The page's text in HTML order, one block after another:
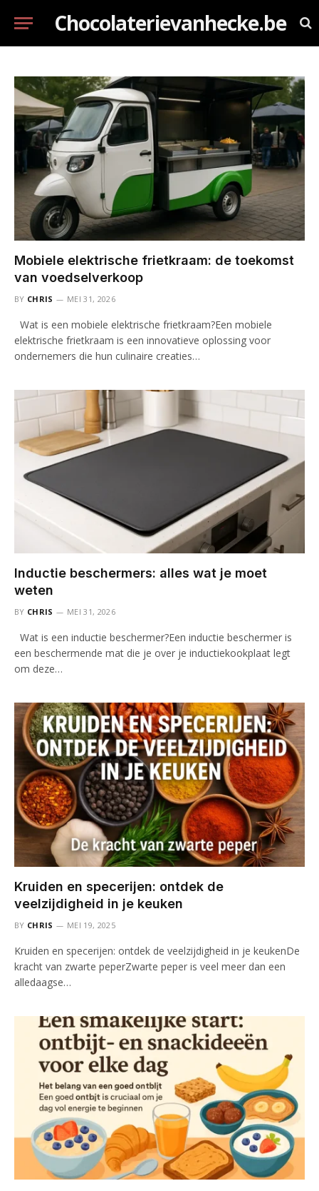
Chocolaterievanhecke.be
Mobiele elektrische frietkraam: de toekomst
van voedselverkoop
BY CHRIS MEI 31, 2026
Wat is een mobiele elektrische frietkraam?Een mobiele
elektrische frietkraam is een innovatieve oplossing voor
ondernemers die hun culinaire creaties…
Inductie beschermers: alles wat je moet
weten
BY CHRIS MEI 31, 2026
Wat is een inductie beschermer?Een inductie beschermer is
een beschermende mat die je over je inductiekookplaat legt
om deze…
Kruiden en specerijen: ontdek de
veelzijdigheid in je keuken
BY CHRIS MEI 19, 2025
Kruiden en specerijen: ontdek de veelzijdigheid in je keukenDe
kracht van zwarte peperZwarte peper is veel meer dan een
alledaagse…